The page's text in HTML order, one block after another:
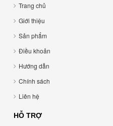
Trang chủ
Giới thiệu
Sản phẩm
Điều khoản
Hướng dẫn
Chính sách
Liên hệ
HỖ TRỢ